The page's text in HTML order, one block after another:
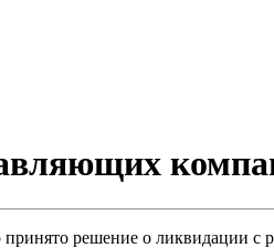
принято решение о